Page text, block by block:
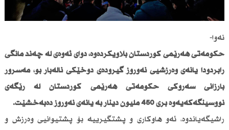
نەوا-
حكومەتی هەرێمی كوردستان بڵاویكردەوە، دوای ئەوەی لە چەند مانگی
رابردودا یانەی وەرزشیی نەورۆز گیرۆدەی دۆخێكی نالەبار بو، مەسرور
بارزانی سەرۆكی حكومەتی هەرێمی كوردستان لە رێگەی
نووسینگەكەیەوە بڕی 450 ملیۆن دینار بە یانەی نەورۆز دەبەخشێت.
راشیگەیاندوە، ئەو هاوكاری و پشتگیرییە بۆ پشتیوانیی وەرزش و